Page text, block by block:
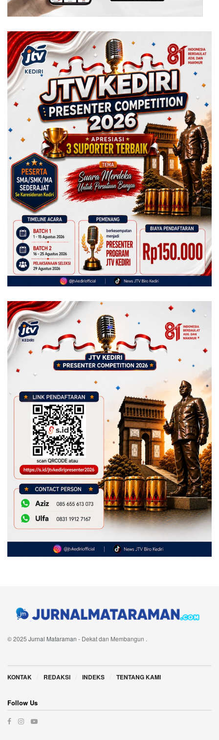
© 2025 Jurnal Mataraman - Dekat dan Membangun .
KONTAK REDAKSI INDEKS TENTANG KAMI
Follow Us